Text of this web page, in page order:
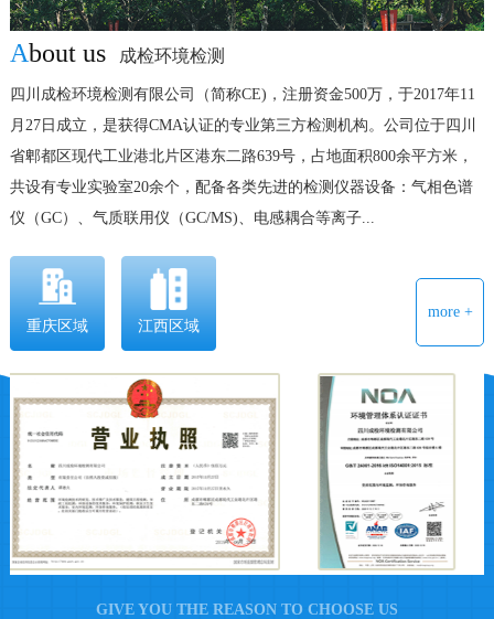
About us 成检环境检测
四川成检环境检测有限公司（简称CE)，注册资金500万，于2017年11
月27日成立，是获得CMA认证的专业第三方检测机构。公司位于四川
省郫都区现代工业港北片区港东二路639号，占地面积800余平方米，
共设有专业实验室20余个，配备各类先进的检测仪器设备：气相色谱
仪（GC）、气质联用仪（GC/MS)、电感耦合等离子...
重庆区域 江西区域
more +
GIVE YOU THE REASON TO CHOOSE US